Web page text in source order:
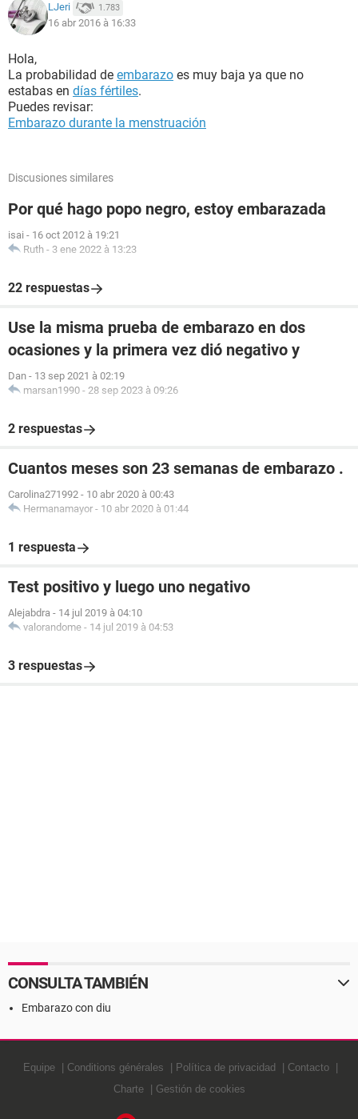
LJeri 1.783
16 abr 2016 à 16:33
Hola,
La probabilidad de embarazo es muy baja ya que no
estabas en días fértiles.
Puedes revisar:
Embarazo durante la menstruación
Discusiones similares
Por qué hago popo negro, estoy embarazada
isai - 16 oct 2012 à 19:21
Ruth - 3 ene 2022 à 13:23
22 respuestas
Use la misma prueba de embarazo en dos
ocasiones y la primera vez dió negativo y
Dan - 13 sep 2021 à 02:19
marsan1990 - 28 sep 2023 à 09:26
2 respuestas
Cuantos meses son 23 semanas de embarazo .
Carolina271992 - 10 abr 2020 à 00:43
Hermanamayor - 10 abr 2020 à 01:44
1 respuesta
Test positivo y luego uno negativo
Alejabdra - 14 jul 2019 à 04:10
valorandome - 14 jul 2019 à 04:53
3 respuestas
CONSULTA TAMBIÉN
Embarazo con diu
Equipe Conditions générales Política de privacidad
Contacto
Charte
Gestión de cookies